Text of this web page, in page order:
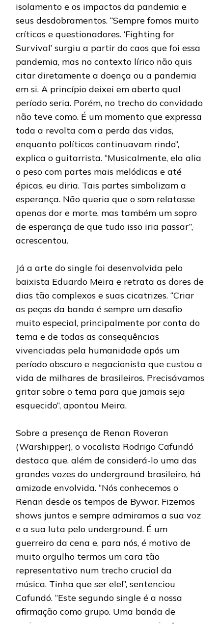
isolamento e os impactos da pandemia e
seus desdobramentos. “Sempre fomos muito
críticos e questionadores. ‘Fighting for
Survival’ surgiu a partir do caos que foi essa
pandemia, mas no contexto lírico não quis
citar diretamente a doença ou a pandemia
em si. A princípio deixei em aberto qual
período seria. Porém, no trecho do convidado
não teve como. É um momento que expressa
toda a revolta com a perda das vidas,
enquanto políticos continuavam rindo”,
explica o guitarrista. “Musicalmente, ela alia
o peso com partes mais melódicas e até
épicas, eu diria. Tais partes simbolizam a
esperança. Não queria que o som relatasse
apenas dor e morte, mas também um sopro
de esperança de que tudo isso iria passar”,
acrescentou.
Já a arte do single foi desenvolvida pelo
baixista Eduardo Meira e retrata as dores de
dias tão complexos e suas cicatrizes. “Criar
as peças da banda é sempre um desafio
muito especial, principalmente por conta do
tema e de todas as consequências
vivenciadas pela humanidade após um
período obscuro e negacionista que custou a
vida de milhares de brasileiros. Precisávamos
gritar sobre o tema para que jamais seja
esquecido”, apontou Meira.
Sobre a presença de Renan Roveran
(Warshipper), o vocalista Rodrigo Cafundó
destaca que, além de considerá-lo uma das
grandes vozes do underground brasileiro, há
amizade envolvida. “Nós conhecemos o
Renan desde os tempos de Bywar. Fizemos
shows juntos e sempre admiramos a sua voz
e a sua luta pelo underground. É um
guerreiro da cena e, para nós, é motivo de
muito orgulho termos um cara tão
representativo num trecho crucial da
música. Tinha que ser ele!”, sentenciou
Cafundó. “Este segundo single é a nossa
afirmação como grupo. Uma banda de